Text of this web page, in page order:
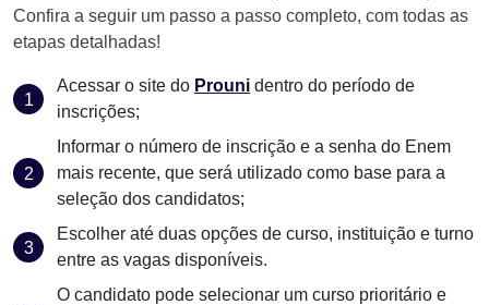
Confira a seguir um passo a passo completo, com todas as
etapas detalhadas!
Acessar o site do Prouni dentro do período de
inscrições;
Informar o número de inscrição e a senha do Enem
mais recente, que será utilizado como base para a
seleção dos candidatos;
Escolher até duas opções de curso, instituição e turno
entre as vagas disponíveis.
O candidato pode selecionar um curso prioritário e